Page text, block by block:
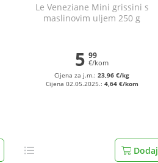
Le Veneziane Mini grissini s
maslinovim uljem 250 g
5 99
€/kom
Cijena za j.m.:23,96 €/kg
Cijena 02.05.2025.: 4,64 €/kom
Dodaj